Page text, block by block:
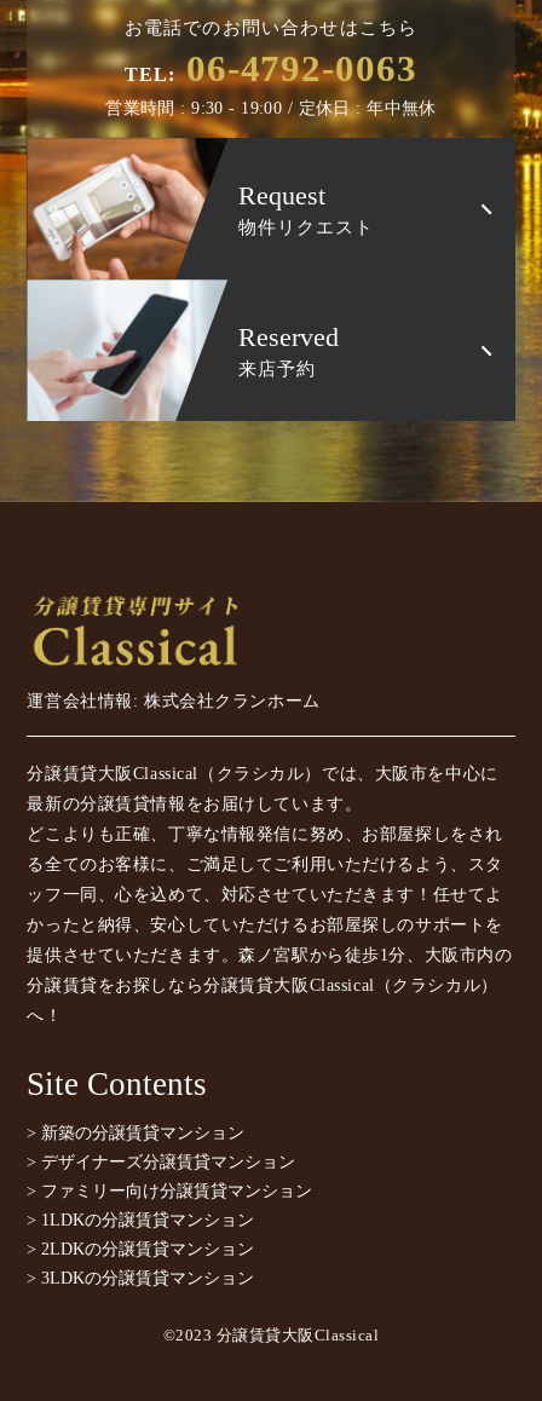
お電話でのお問い合わせはこちら
TEL: 06-4792-0063
営業時間 : 9:30 - 19:00 / 定休日 : 年中無休
Request
物件リクエスト
Reserved
来店予約
運営会社情報: 株式会社クランホーム
分譲賃貸大阪Classical（クラシカル）では、大阪市を中心に
最新の分譲賃貸情報をお届けしています。
どこよりも正確、丁寧な情報発信に努め、お部屋探しをされ
る全てのお客様に、ご満足してご利用いただけるよう、スタ
ッフ一同、心を込めて、対応させていただきます！任せてよ
かったと納得、安心していただけるお部屋探しのサポートを
提供させていただきます。森ノ宮駅から徒歩1分、大阪市内の
分譲賃貸をお探しなら分譲賃貸大阪Classical（クラシカル）
へ！
Site Contents
> 新築の分譲賃貸マンション
> デザイナーズ分譲賃貸マンション
> ファミリー向け分譲賃貸マンション
> 1LDKの分譲賃貸マンション
> 2LDKの分譲賃貸マンション
> 3LDKの分譲賃貸マンション
©2023 分譲賃貸大阪Classical